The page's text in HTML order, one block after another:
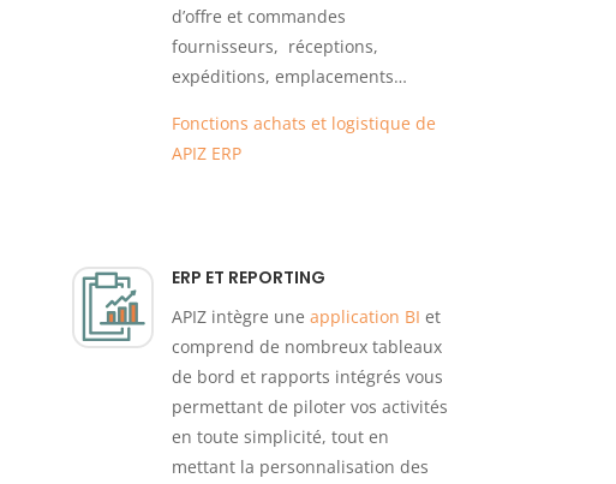
d’offre et commandes
fournisseurs, réceptions,
expéditions, emplacements…
Fonctions achats et logistique de
APIZ ERP
ERP ET REPORTING
APIZ intègre uneapplication BI et
comprend de nombreux tableaux
de bord et rapports intégrés vous
permettant de piloter vos activités
en toute simplicité, tout en
mettant la personnalisation des